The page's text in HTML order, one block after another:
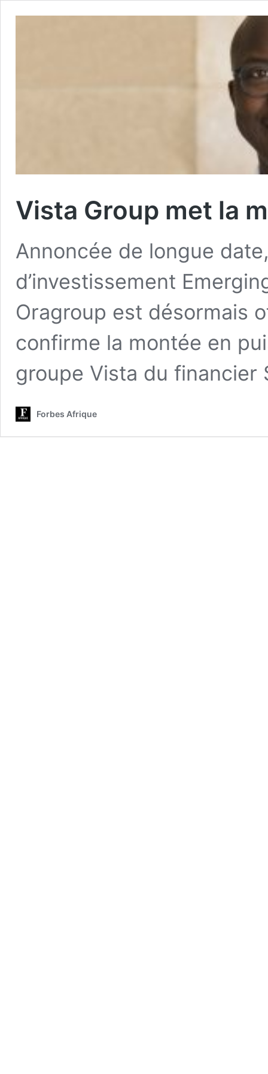
Vista Group met la
Annoncée de longue
d’investissement
Oragroup est désormais
confirme la montée en
groupe Vista du financier
Forbes Afrique